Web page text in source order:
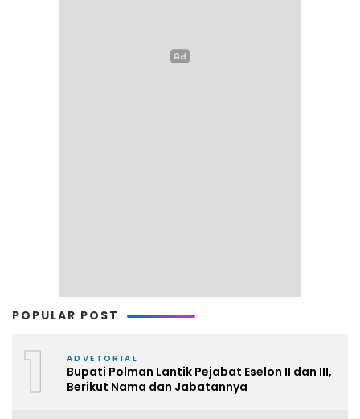
POPULAR POST
1 ADVETORIAL
Bupati Polman Lantik Pejabat Eselon II dan III,
Berikut Nama dan Jabatannya